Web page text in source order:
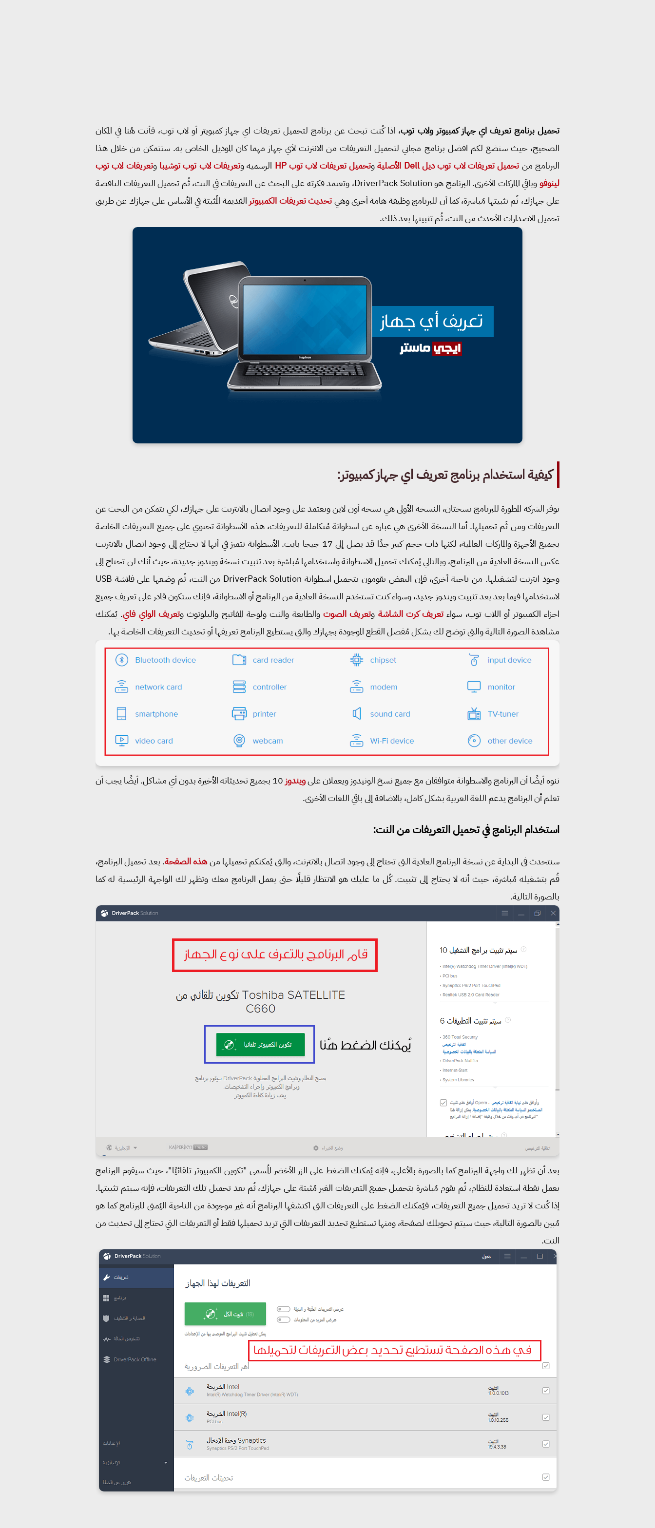
تحميل برنامج تعريف اي جهاز كمبيوتر ولاب توب، اذا كُنت تبحث عن برنامج لتحميل تعريفات اي جهاز كمبويتر أو لاب توب، فأنت هُنا في المكان
الصحيح، حيث سنضع لكم افضل برنامج مجاني لتحميل التعريفات من الانترنت لأي جهاز مهما كان الموديل الخاص به. ستتمكن من خلال هذا
البرنامج منتحميل تعريفات لاب توب ديل Dell الأصلية وتحميل تعريفات لاب توب HP الرسمية وتعريفات لاب توب توشيبا وتعريفات لاب توب
لينوفو
وباقي الماركات الأخرى. البرنامج هو DriverPack Solution، وتعتمد فكرته على البحث عن التعريفات في النت، ثُم تحميل التعريفات الناقصة
على جهازك، ثُم تثبيتها مُباشرة، كما أن للبرنامج وظيفة هامة أخرى وهيتحديث تعريفات الكمبيوتر القديمة المُثبتة في الأساس على جهازك عن طريق
تحميل الاصدارات الأحدث من النت، ثُم تثبيتها بعد ذلك.
كيفية استخدام برنامج تعريف اي جهاز كمبيوتر:
توفر الشركة المطورة للبرنامج نسختان، النسخة الأولى هي نسخة أون لاين وتعتمد على وجود اتصال بالانترنت على جهازك، لكي تتمكن من البحث عن
التعريفات ومن ثَم تحميلها. أما النسخة الأخرى هي عبارة عن اسطوانة مُتكاملة للتعريفات، هذه الأسطوانة تحتوي على جميع التعريفات الخاصة
بجميع الأجهزة والماركات العالمية، لكنها ذات حجم كبير جدًا قد يصل إلى 17 جيجا بايت. الأسطوانة تتميز في أنها لا تحتاج إلى وجود اتصال بالانترنت
عكس النسخة العادية من البرنامج، وبالتالي يُمكنك تحميل الاسطوانة واستخدامها مُباشرة بعد تثبيت نسخة ويندوز جديدة، حيث أنك لن تحتاج إلى
وجود انترنت لتشغيلها. من ناحية أخرى، فإن البعض يقومون بتحميل اسطوانة DriverPack Solution من النت، ثُم وضعها على فلاشة USB
لاستخدامها فيما بعد بعد تثبيت ويندوز جديد، وسواء كنت تستخدم النسخة العادية من البرنامج أو الاسطوانة، فإنك ستكون قادر على تعريف جميع
اجزاء الكمبيوتر أو اللاب توب، سواءتعريف كرت الشاشة وتعريف الصوت والطابعة والنت ولوحة المفاتيح والبلوتوث وتعريف الواي فاي. يُمكنك
مشاهدة الصورة التالية والتي توضح لك بشكل مُفصل القطع الموجودة بجهازك والتي يستطيع البرنامج تعريفها أو تحديث التعريفات الخاصة بها.
ننوه أيضًا أن البرنامج والاسطوانة متوافقان مع جميع نسخ الونيدوز ويعملان علىويندوز
10 بجميع تحديثاته الأخيرة بدون أي مشاكل. أيضًا يجب أن
تعلم أن البرنامج يدعم اللغة العربية بشكل كامل، بالاضافة إلى باقي اللغات الأخرى.
استخدام البرنامج في تحميل التعريفات من النت:
سنتحدث في البداية عن نسخة البرنامج العادية التي تحتاج إلى وجود اتصال بالانترنت، والتي يُمكنكم تحميلها منهذه الصفحة. بعد تحميل البرنامج،
قُم بتشغيله مُباشرة، حيث أنه لا يحتاج إلى تثبيت. كُل ما عليك هو الانتظار قليلًا حتى يعمل البرنامج معك وتظهر لك الواجهة الرئيسية له كما
بالصورة التالية.
بعد أن تظهر لك واجهة البرنامج كما بالصورة بالأعلى، فإنه يُمكنك الضغط على الزر الأخضر المُسمى "تكوين الكمبيوتر تلقائيًا"، حيث سيقوم البرنامج
بعمل نقطة استعادة للنظام، ثُم يقوم مُباشرة بتحميل جميع التعريفات الغير مُثبتة على جهازك، ثُم بعد تحميل تلك التعريفات، فإنه سيتم تثبيتها.
إذا كُنت لا تريد تحميل جميع التعريفات، فيُمكنك الضغط على التعريفات التي اكتشفها البرنامج أنه غير موجودة من الناحية اليُمنى للبرنامج كما هو
مُبين بالصورة التالية، حيث سيتم تحويلك لصفحة، ومنها تستطيع تحديد التعريفات التي تريد تحميلها فقط أو التعريفات التي تحتاج إلى تحديث من
النت.